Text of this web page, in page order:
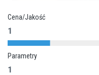
Cena/Jakość
1
Parametry
1